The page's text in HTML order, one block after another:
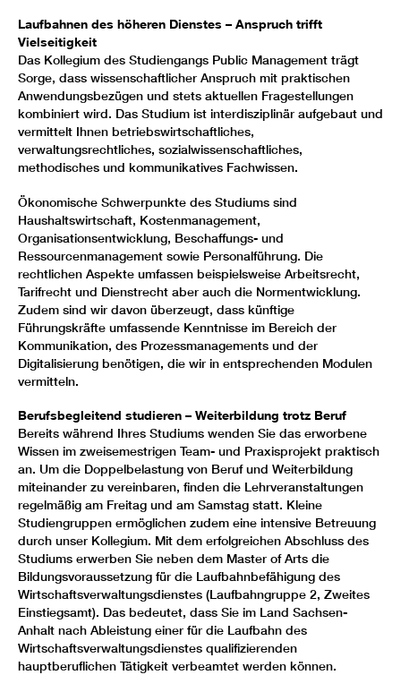
Laufbahnen des höheren Dienstes – Anspruch trifft
Vielseitigkeit
Das Kollegium des Studiengangs Public Management trägt
Sorge, dass wissenschaftlicher Anspruch mit praktischen
Anwendungsbezügen und stets aktuellen Fragestellungen
kombiniert wird. Das Studium ist interdisziplinär aufgebaut und
vermittelt Ihnen betriebswirtschaftliches,
verwaltungsrechtliches, sozialwissenschaftliches,
methodisches und kommunikatives Fachwissen.
Ökonomische Schwerpunkte des Studiums sind
Haushaltswirtschaft, Kostenmanagement,
Organisationsentwicklung, Beschaffungs- und
Ressourcenmanagement sowie Personalführung. Die
rechtlichen Aspekte umfassen beispielsweise Arbeitsrecht,
Tarifrecht und Dienstrecht aber auch die Normentwicklung.
Zudem sind wir davon überzeugt, dass künftige
Führungskräfte umfassende Kenntnisse im Bereich der
Kommunikation, des Prozessmanagements und der
Digitalisierung benötigen, die wir in entsprechenden Modulen
vermitteln.
Berufsbegleitend studieren – Weiterbildung trotz Beruf
Bereits während Ihres Studiums wenden Sie das erworbene
Wissen im zweisemestrigen Team- und Praxisprojekt praktisch
an. Um die Doppelbelastung von Beruf und Weiterbildung
miteinander zu vereinbaren, finden die Lehrveranstaltungen
regelmäßig am Freitag und am Samstag statt. Kleine
Studiengruppen ermöglichen zudem eine intensive Betreuung
durch unser Kollegium. Mit dem erfolgreichen Abschluss des
Studiums erwerben Sie neben dem Master of Arts die
Bildungsvoraussetzung für die Laufbahnbefähigung des
Wirtschaftsverwaltungsdienstes (Laufbahngruppe 2, Zweites
Einstiegsamt). Das bedeutet, dass Sie im Land Sachsen-
Anhalt nach Ableistung einer für die Laufbahn des
Wirtschaftsverwaltungsdienstes qualifizierenden
hauptberuflichen Tätigkeit verbeamtet werden können.